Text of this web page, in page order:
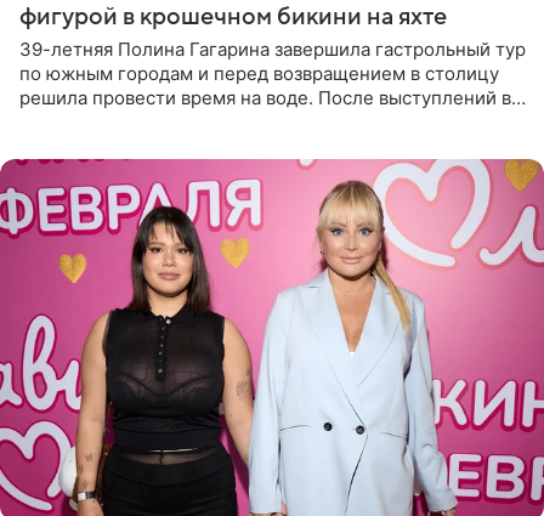
фигурой в крошечном бикини на яхте
39-летняя Полина Гагарина завершила гастрольный тур
по южным городам и перед возвращением в столицу
решила провести время на воде. После выступлений в